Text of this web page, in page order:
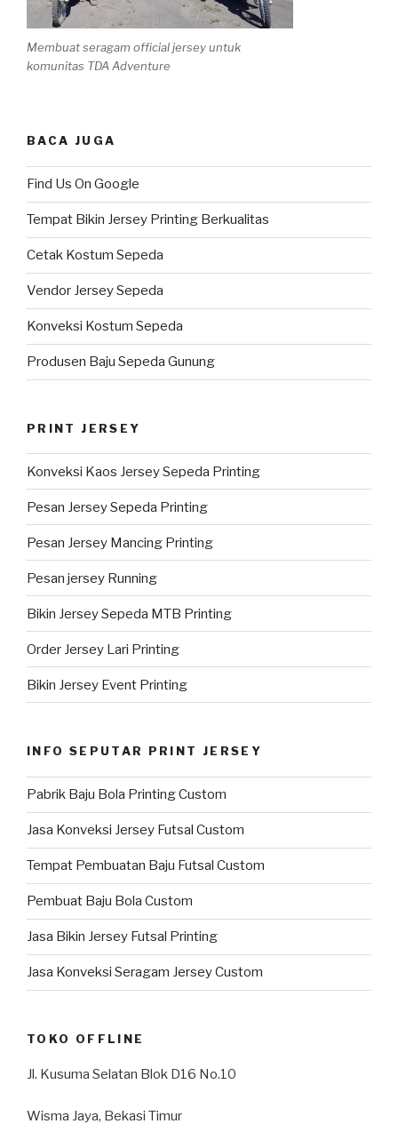
Membuat seragam official jersey untuk
komunitas TDA Adventure
BACA JUGA
Find Us On Google
Tempat Bikin Jersey Printing Berkualitas
Cetak Kostum Sepeda
Vendor Jersey Sepeda
Konveksi Kostum Sepeda
Produsen Baju Sepeda Gunung
PRINT JERSEY
Konveksi Kaos Jersey Sepeda Printing
Pesan Jersey Sepeda Printing
Pesan Jersey Mancing Printing
Pesan jersey Running
Bikin Jersey Sepeda MTB Printing
Order Jersey Lari Printing
Bikin Jersey Event Printing
INFO SEPUTAR PRINT JERSEY
Pabrik Baju Bola Printing Custom
Jasa Konveksi Jersey Futsal Custom
Tempat Pembuatan Baju Futsal Custom
Pembuat Baju Bola Custom
Jasa Bikin Jersey Futsal Printing
Jasa Konveksi Seragam Jersey Custom
TOKO OFFLINE
Jl. Kusuma Selatan Blok D16 No.10
Wisma Jaya, Bekasi Timur